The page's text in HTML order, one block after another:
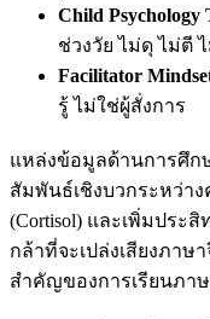
Child Psychology
ช่วงวัย ไม่ดุ ไม่ตี
Facilitator
รู้ ไม่ใช่ผู้สั่งการ
แหล่งข้อมูลด้านการศึก
สัมพันธ์เชิงบวกระหว่า
(Cortisol) และเพิ่มประ
กล้าที่จะเปล่งเสียงภาษ
สำคัญของการเรียนภา